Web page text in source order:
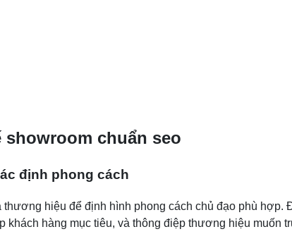
chuẩn seo
định phong cách
thương hiệu để định hình phong cách chủ đạo phù
khách hàng mục tiêu, và thông điệp thương hiệu muốn